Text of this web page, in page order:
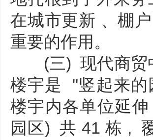
在城市更新 、棚
重要的作用。
(三) 现代商贸
楼宇是 "竖起来的
楼宇内各单位延
园区) 共 41 栋 ,